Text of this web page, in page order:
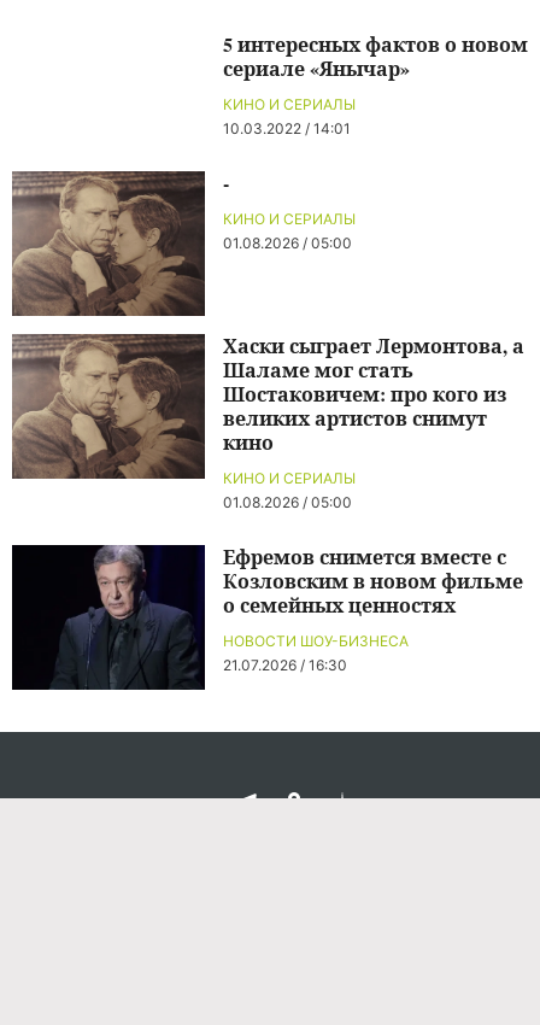
КИНО И СЕРИАЛЫ
10.03.2022 / 14:01
5 интересных фактов о новом
сериале «Янычар»
КИНО И СЕРИАЛЫ
01.08.2026 / 05:00
-
КИНО И СЕРИАЛЫ
01.08.2026 / 05:00
Хаски сыграет Лермонтова, а
Шаламе мог стать
Шостаковичем: про кого из
великих артистов снимут
кино
НОВОСТИ ШОУ-БИЗНЕСА
21.07.2026 / 16:30
Ефремов снимется вместе с
Козловским в новом фильме
о семейных ценностях